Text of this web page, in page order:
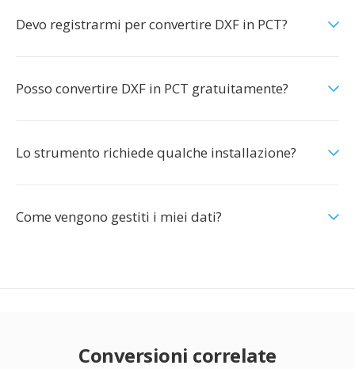
Devo registrarmi per convertire DXF in PCT?
Posso convertire DXF in PCT gratuitamente?
Lo strumento richiede qualche installazione?
Come vengono gestiti i miei dati?
Conversioni correlate